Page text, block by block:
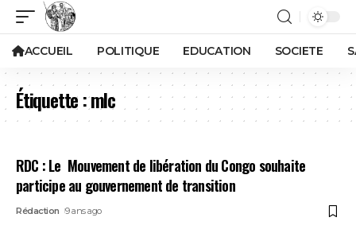
ACCUEIL POLITIQUE EDUCATION SOCIETE
Étiquette :mlc
RDC : Le Mouvement de libération du Congo souhaite
participe au gouvernement de transition
Rédaction 9 ans ago